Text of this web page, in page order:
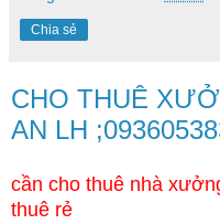
Chia sẻ
CHO THUÊ
AN LH
cần cho thuê nhà
thuê rẻ